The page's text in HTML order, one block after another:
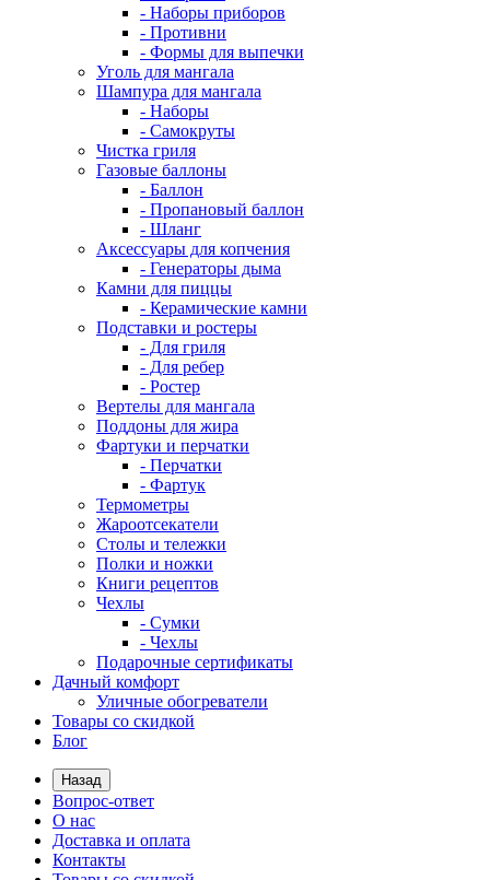
- Наборы приборов
- Противни
- Формы для выпечки
Уголь для мангала
Шампура для мангала
- Наборы
- Самокруты
Чистка гриля
Газовые баллоны
- Баллон
- Пропановый баллон
- Шланг
Аксессуары для копчения
- Генераторы дыма
Камни для пиццы
- Керамические камни
Подставки и ростеры
- Для гриля
- Для ребер
- Ростер
Вертелы для мангала
Поддоны для жира
Фартуки и перчатки
- Перчатки
- Фартук
Термометры
Жароотсекатели
Столы и тележки
Полки и ножки
Книги рецептов
Чехлы
- Сумки
- Чехлы
Подарочные сертификаты
Дачный комфорт
Уличные обогреватели
Товары со скидкой
Блог
Назад
Вопрос-ответ
О нас
Доставка и оплата
Контакты